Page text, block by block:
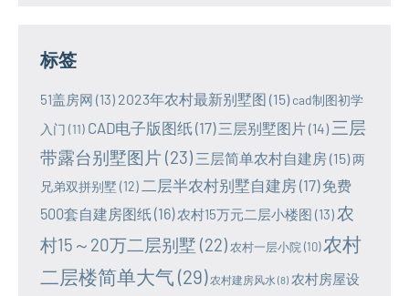
标签
51盖房网 (13) 2023年农村最新别墅图 (15) cad制图初学
入门 (11) CAD电子版图纸 (17) 三层别墅图片(14) 三层
带露台别墅图片 (23) 三层简单农村自建房(15)两
兄弟双拼别墅 (12) 二层半农村别墅自建房(17) 免费
500套自建房图纸(16) 农村15万元二层小楼图 (13)农
村15～20万二层别墅 (22) 农村一层小院 (10) 农村
二层楼简单大气 (29) 农村建房风水 (8) 农村房屋设